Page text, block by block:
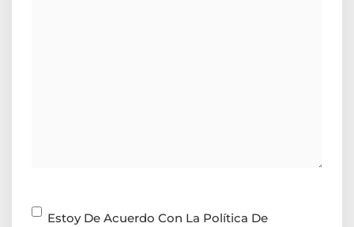
Consentimiento
Estoy De Acuerdo Con La Política De